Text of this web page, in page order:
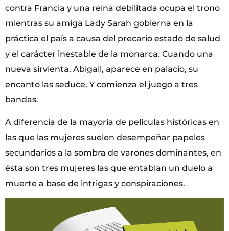
contra Francia y una reina debilitada ocupa el trono
mientras su amiga Lady Sarah gobierna en la
práctica el país a causa del precario estado de salud
y el carácter inestable de la monarca. Cuando una
nueva sirvienta, Abigail, aparece en palacio, su
encanto las seduce. Y comienza el juego a tres
bandas.
A diferencia de la mayoría de películas históricas en
las que las mujeres suelen desempeñar papeles
secundarios a la sombra de varones dominantes, en
ésta son tres mujeres las que entablan un duelo a
muerte a base de intrigas y conspiraciones.